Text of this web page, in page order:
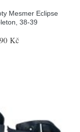
Mesmer Eclipse
38-39
Kč